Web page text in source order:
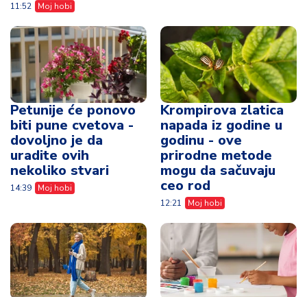
11:52 Moj hobi
Petunije će ponovo
biti pune cvetova -
dovoljno je da
uradite ovih
nekoliko stvari
14:39 Moj hobi
Krompirova zlatica
napada iz godine u
godinu - ove
prirodne metode
mogu da sačuvaju
ceo rod
12:21 Moj hobi